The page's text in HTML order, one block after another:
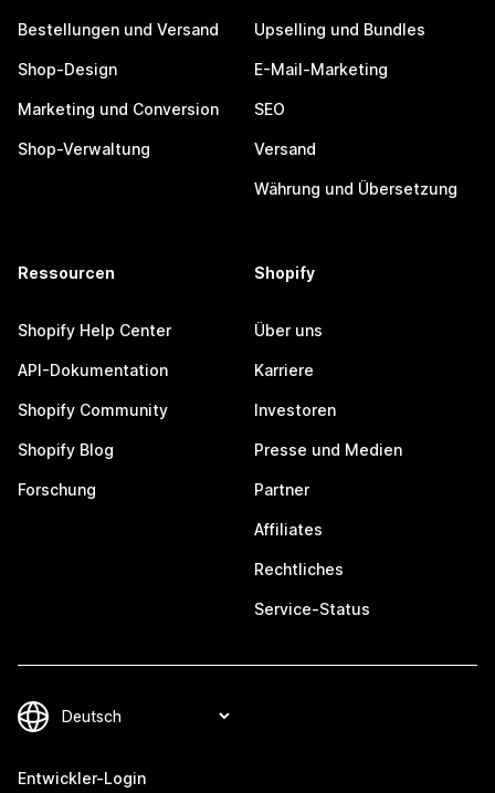
Bestellungen und Versand
Shop-Design
Marketing und Conversion
Shop-Verwaltung
Upselling und Bundles
E-Mail-Marketing
SEO
Versand
Währung und Übersetzung
Ressourcen
Shopify Help Center
API-Dokumentation
Shopify Community
Shopify Blog
Forschung
Shopify
Über uns
Karriere
Investoren
Presse und Medien
Partner
Affiliates
Rechtliches
Service-Status
Entwickler-Login